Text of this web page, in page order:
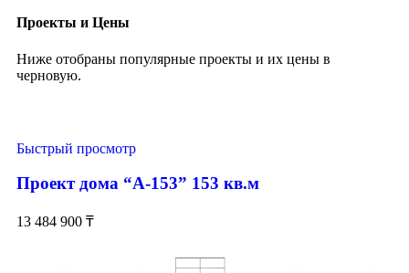
Проекты и Цены
Ниже отобраны популярные проекты и их цены в
черновую.
Быстрый просмотр
Проект дома “А-153” 153 кв.м
13 484 900 ₸